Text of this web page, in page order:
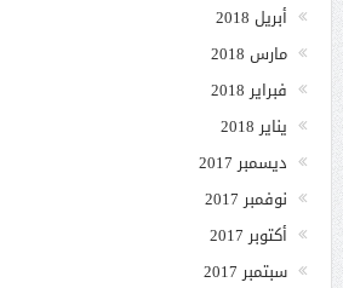
أبريل 2018
مارس 2018
فبراير 2018
يناير 2018
ديسمبر 2017
نوفمبر 2017
أكتوبر 2017
سبتمبر 2017